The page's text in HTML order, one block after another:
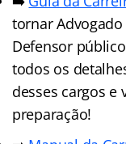
tornar
Defensor
todos os
desses cargos e
preparação!